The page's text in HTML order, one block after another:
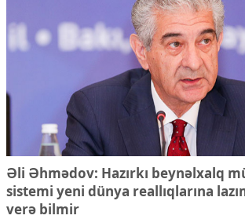
Zəfər - 5
Gənclər və İdman
Sağlamlıq
Sosium
Mənəvi dəyərlər
Texnologiya
Mətbuat-150
Əlaqə
Əli Əhmədov: Hazırkı beynəlxalq
sistemi yeni dünya reallıqlarına
verə bilmir